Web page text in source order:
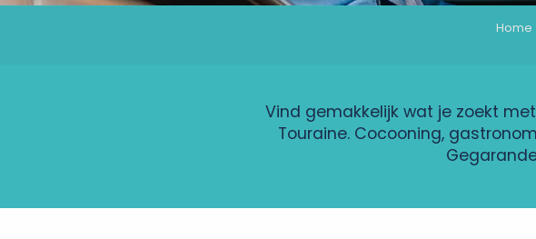
Home
Vind gemakkelijk wat je zoekt
Touraine. Cocooning,